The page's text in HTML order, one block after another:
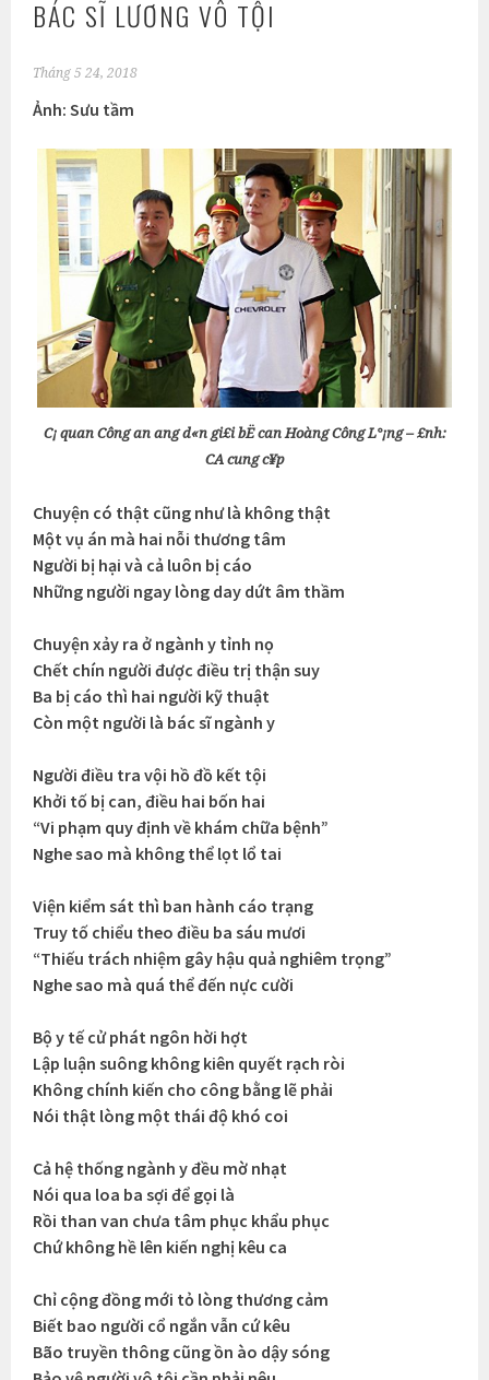
BÁC SĨ LƯƠNG VÔ TỘI
Tháng 5 24, 2018
Ảnh: Sưu tầm
C¡ quan Công an ang d«n gi£i bË can Hoàng Công L°¡ng – £nh:
CA cung c¥p
Chuyện có thật cũng như là không thật
Một vụ án mà hai nỗi thương tâm
Người bị hại và cả luôn bị cáo
Những người ngay lòng day dứt âm thầm
Chuyện xảy ra ở ngành y tỉnh nọ
Chết chín người được điều trị thận suy
Ba bị cáo thì hai người kỹ thuật
Còn một người là bác sĩ ngành y
Người điều tra vội hồ đồ kết tội
Khởi tố bị can, điều hai bốn hai
“Vi phạm quy định về khám chữa bệnh”
Nghe sao mà không thể lọt lổ tai
Viện kiểm sát thì ban hành cáo trạng
Truy tố chiểu theo điều ba sáu mươi
“Thiếu trách nhiệm gây hậu quả nghiêm trọng”
Nghe sao mà quá thể đến nực cười
Bộ y tế cử phát ngôn hời hợt
Lập luận suông không kiên quyết rạch ròi
Không chính kiến cho công bằng lẽ phải
Nói thật lòng một thái độ khó coi
Cả hệ thống ngành y đều mờ nhạt
Nói qua loa ba sợi để gọi là
Rồi than van chưa tâm phục khẩu phục
Chứ không hề lên kiến nghị kêu ca
Chỉ cộng đồng mới tỏ lòng thương cảm
Biết bao người cổ ngắn vẫn cứ kêu
Bão truyền thông cũng ồn ào dậy sóng